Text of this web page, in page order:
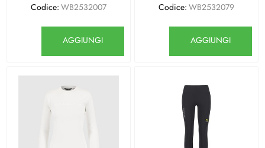
Codice: WB2532007
AGGIUNGI
Codice: WB2532079
AGGIUNGI